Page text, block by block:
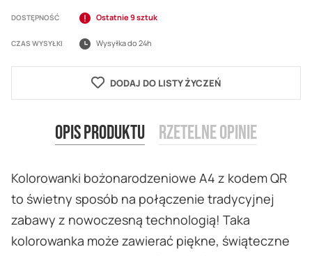
DOSTĘPNOŚĆ Ostatnie 9 sztuk
CZAS WYSYŁKI Wysyłka do 24h
DODAJ DO LISTY ŻYCZEŃ
Opis produktu
Kolorowanki bożonarodzeniowe A4 z kodem QR
to świetny sposób na połączenie tradycyjnej
zabawy z nowoczesną technologią! Taka
kolorowanka może zawierać piękne, świąteczne
Rzetelne opinie